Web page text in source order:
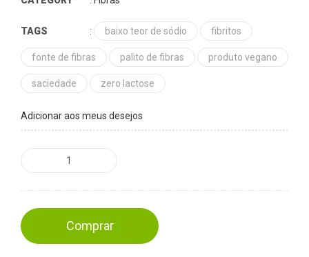
TAGS : baixo teor de sódio fibritos
fonte de fibras palito de fibras produto vegano
saciedade zero lactose
Adicionar aos meus desejos
Comprar